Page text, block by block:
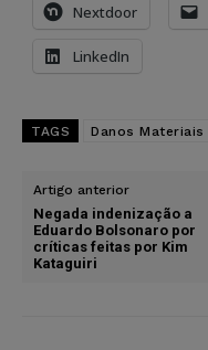
Nextdoor
LinkedIn
TAGS Danos Materiais
Artigo anterior
Negada indenização a
Eduardo Bolsonaro por
críticas feitas por Kim
Kataguiri